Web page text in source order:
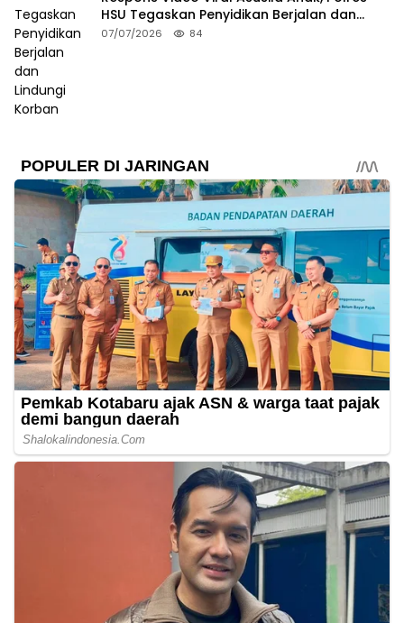
HSU Tegaskan Penyidikan Berjalan dan
Lindungi Korban
07/07/2026 84